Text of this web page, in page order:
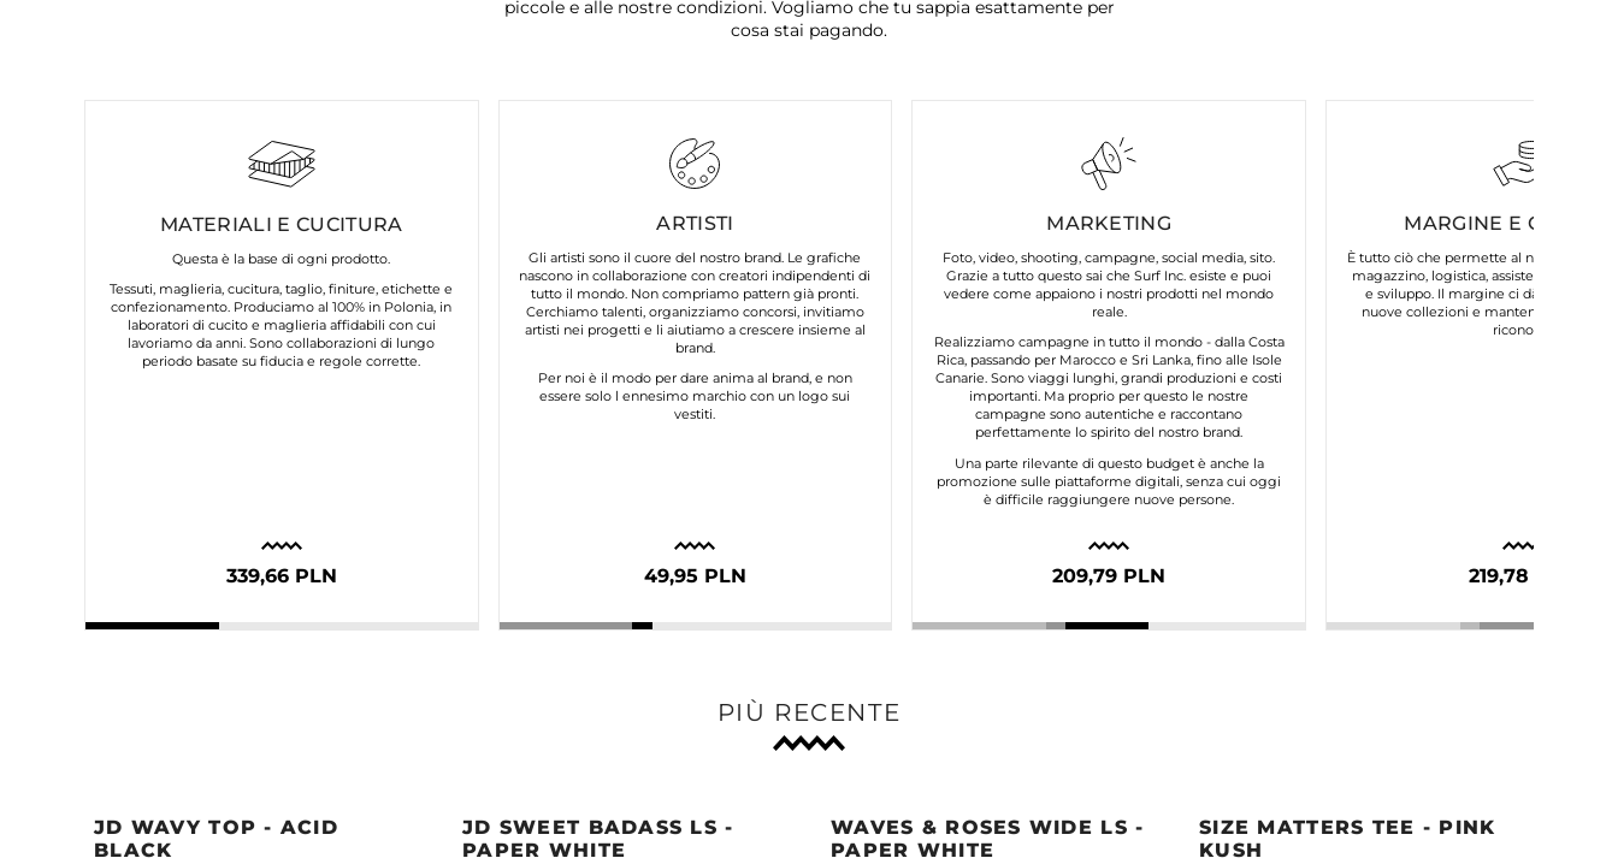
piccole e alle nostre condizioni. Vogliamo che tu sappia esattamente per
cosa stai pagando.
MATERIALI E CUCITURA
Questa è la base di ogni prodotto.
Tessuti, maglieria, cucitura, taglio, finiture, etichette e
confezionamento. Produciamo al 100% in Polonia, in
laboratori di cucito e maglieria affidabili con cui
lavoriamo da anni. Sono collaborazioni di lungo
periodo basate su fiducia e regole corrette.
339,66 PLN
ARTISTI
Gli artisti sono il cuore del nostro brand. Le grafiche
nascono in collaborazione con creatori indipendenti di
tutto il mondo. Non compriamo pattern già pronti.
Cerchiamo talenti, organizziamo concorsi, invitiamo
artisti nei progetti e li aiutiamo a crescere insieme al
brand.
Per noi è il modo per dare anima al brand, e non
essere solo l ennesimo marchio con un logo sui
vestiti.
49,95 PLN
MARKETING
Foto, video, shooting, campagne, social media, sito.
Grazie a tutto questo sai che Surf Inc. esiste e puoi
vedere come appaiono i nostri prodotti nel mondo
reale.
Realizziamo campagne in tutto il mondo - dalla Costa
Rica, passando per Marocco e Sri Lanka, fino alle Isole
Canarie. Sono viaggi lunghi, grandi produzioni e costi
importanti. Ma proprio per questo le nostre
campagne sono autentiche e raccontano
perfettamente lo spirito del nostro brand.
Una parte rilevante di questo budget è anche la
promozione sulle piattaforme digitali, senza cui oggi
è difficile raggiungere nuove persone.
209,79 PLN
MARGINE E COSTI
È tutto ciò che permette al nostro brand
magazzino, logistica, assistenza clienti,
e sviluppo. Il margine ci dà la
nuove collezioni e mantenere la
riconosci.
219,78 PLN
PIÙ RECENTE
JD WAVY TOP - ACID
BLACK
JD SWEET BADASS LS -
PAPER WHITE
WAVES & ROSES WIDE LS -
PAPER WHITE
SIZE MATTERS TEE - PINK
KUSH